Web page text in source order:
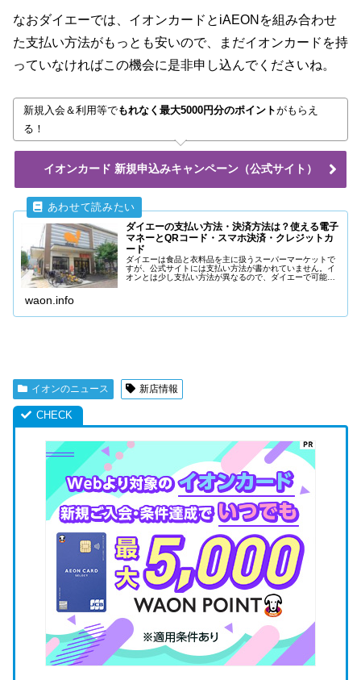
なおダイエーでは、イオンカードとiAEONを組み合わせ
た支払い方法がもっとも安いので、まだイオンカードを持
っていなければこの機会に是非申し込んでくださいね。
新規入会＆利用等でもれなく最大5000円分のポイントがもらえ
る！
イオンカード 新規申込みキャンペーン（公式サイト）
ダイエーの支払い方法・決済方法は？使える電子
マネーとQRコード・スマホ決済・クレジットカ
ード
ダイエーは食品と衣料品を主に扱うスーパーマーケットで
すが、公式サイトには支払い方法が書かれていません。イ
オンとは少し支払い方法が異なるので、ダイエーで可能な
waon.info
イオンのニュース 新店情報